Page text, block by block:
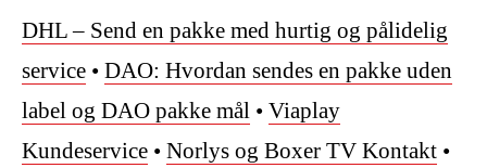
DHL – Send en pakke med hurtig og pålidelig
service • DAO: Hvordan sendes en pakke uden
label og DAO pakke mål • Viaplay
Kundeservice • Norlys og Boxer TV Kontakt •